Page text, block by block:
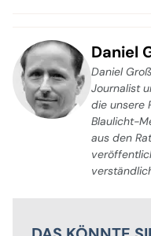
Daniel
Daniel
Journalist
die unsere
Blaulicht-
aus den